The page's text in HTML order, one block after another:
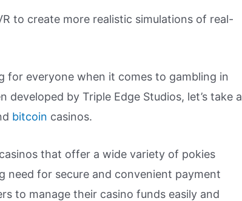
to create more realistic simulations of real-
for everyone when it comes to gambling in
developed by Triple Edge Studios, let’s take a
bitcoin casinos.
that offer a wide variety of pokies
need for secure and convenient payment
to manage their casino funds easily and